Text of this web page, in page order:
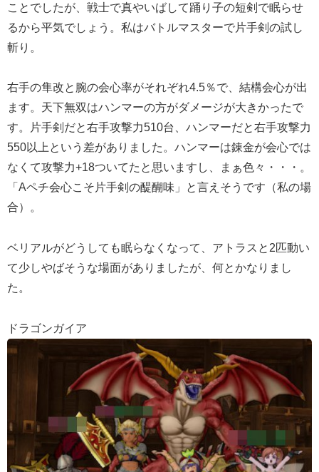
ことでしたが、戦士で真やいばして踊り子の短剣で眠らせ
るから平気でしょう。私はバトルマスターで片手剣の試し
斬り。
右手の隼改と腕の会心率がそれぞれ4.5％で、結構会心が出
ます。天下無双はハンマーの方がダメージが大きかったで
す。片手剣だと右手攻撃力510台、ハンマーだと右手攻撃力
550以上という差がありました。ハンマーは錬金が会心では
なくて攻撃力+18ついてたと思いますし、まぁ色々・・・。
「Aペチ会心こそ片手剣の醍醐味」と言えそうです（私の場
合）。
ベリアルがどうしても眠らなくなって、アトラスと2匹動い
て少しやばそうな場面がありましたが、何とかなりまし
た。
ドラゴンガイア